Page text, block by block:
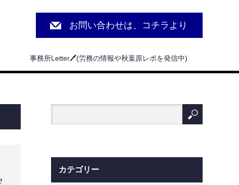
お問い合わせは、コチラより
事務所Letter🖊(労務の情報や秋葉原レポを発信中)
カテゴリー